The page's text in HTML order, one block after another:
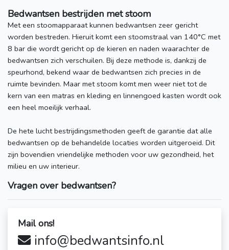
Bedwantsen bestrijden met stoom
Met een stoomapparaat kunnen bedwantsen zeer gericht
worden bestreden. Hieruit komt een stoomstraal van 140°C met
8 bar die wordt gericht op de kieren en naden waarachter de
bedwantsen zich verschuilen. Bij deze methode is, dankzij de
speurhond, bekend waar de bedwantsen zich precies in de
ruimte bevinden. Maar met stoom komt men weer niet tot de
kern van een matras en kleding en linnengoed kasten wordt ook
een heel moeilijk verhaal.
De hete lucht bestrijdingsmethoden geeft de garantie dat alle
bedwantsen op de behandelde locaties worden uitgeroeid. Dit
zijn bovendien vriendelijke methoden voor uw gezondheid, het
milieu en uw interieur.
Vragen over bedwantsen?
Mail ons!
info@bedwantsinfo.nl